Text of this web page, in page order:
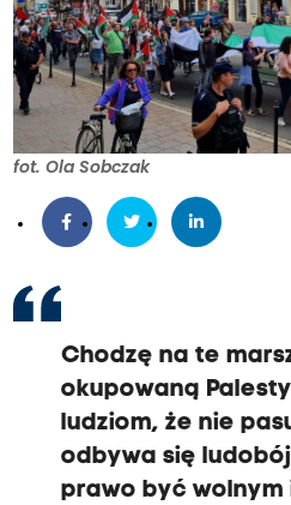
fot. Ola Sobczak
Chodzę na te
okupowaną
ludziom, że nie
odbywa się
prawo być wolnym